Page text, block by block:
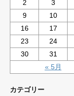
« 5月
2
3
9
10
16
17
23
24
30
31
カテゴリー